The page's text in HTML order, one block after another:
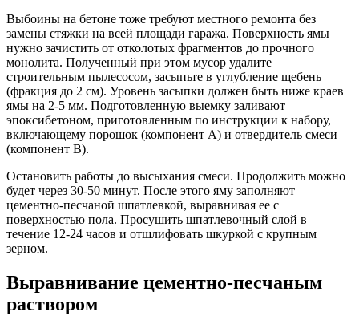
Выбоины на бетоне тоже требуют местного ремонта без
замены стяжки на всей площади гаража. Поверхность ямы
нужно зачистить от отколотых фрагментов до прочного
монолита. Полученный при этом мусор удалите
строительным пылесосом, засыпьте в углубление щебень
(фракция до 2 см). Уровень засыпки должен быть ниже краев
ямы на 2-5 мм. Подготовленную выемку заливают
эпоксибетоном, приготовленным по инструкции к набору,
включающему порошок (компонент А) и отвердитель смеси
(компонент В).
Остановить работы до высыхания смеси. Продолжить можно
будет через 30-50 минут. После этого яму заполняют
цементно-песчаной шпатлевкой, выравнивая ее с
поверхностью пола. Просушить шпатлевочный слой в
течение 12-24 часов и отшлифовать шкуркой с крупным
зерном.
Выравнивание цементно-песчаным
раствором